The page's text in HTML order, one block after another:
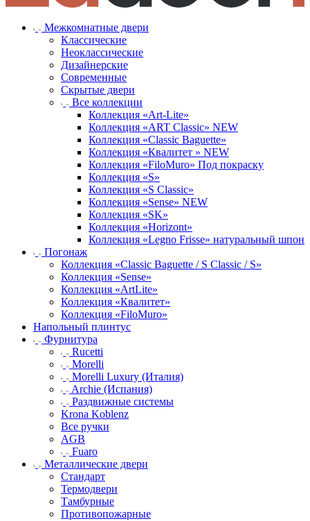
Межкомнатные двери
Классические
Неоклассические
Дизайнерские
Современные
Скрытые двери
Все коллекции
Коллекция «Art-Lite»
Коллекция «ART Classic» NEW
Коллекция «Classic Baguette»
Коллекция «Квалитет » NEW
Коллекция «FiloMuro» Под покраску
Коллекция «S»
Коллекция «S Classic»
Коллекция «Sense» NEW
Коллекция «SK»
Коллекция «Horizont»
Коллекция «Legno Frisse» натуральный шпон
Погонаж
Коллекция «Classic Baguette / S Classic / S»
Коллекция «Sense»
Коллекция «ArtLite»
Коллекция «Квалитет»
Коллекция «FiloMuro»
Напольный плинтус
Фурнитура
Rucetti
Morelli
Morelli Luxury (Италия)
Archie (Испания)
Раздвижные системы
Krona Koblenz
Все ручки
AGB
Fuaro
Металлические двери
Стандарт
Термодвери
Тамбурные
Противопожарные